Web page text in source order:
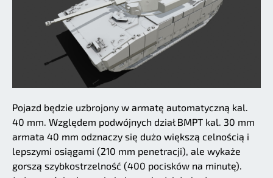
Pojazd będzie uzbrojony w armatę automatyczną kal.
40 mm. Względem podwójnych dział BMPT kal. 30 mm
armata 40 mm odznaczy się dużo większą celnością i
lepszymi osiągami (210 mm penetracji), ale wykaże
gorszą szybkostrzelność (400 pocisków na minutę).